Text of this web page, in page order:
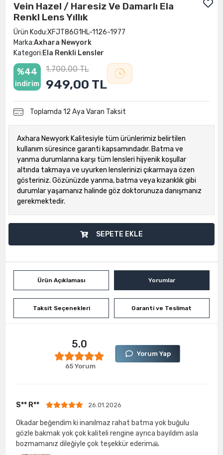
Vein Hazel / Haresiz Ve Damarlı Ela
Renkl Lens Yıllık
Ürün Kodu:XFJT86G1HL-1126-1977
Marka:Axhara Newyork
Kategori: Ela Renkli Lensler
%44
indirim
1.700,00 TL
949,00 TL
Toplamda 12 Aya Varan Taksit
Axhara Newyork Kalitesiyle tüm ürünlerimiz belirtilen
kullanım süresince garanti kapsamındadır. Batma ve
yanma durumlarına karşı tüm lensleri hijyenik koşullar
altında takmaya ve uyurken lenslerinizi çıkarmaya özen
gösteriniz. Gözünüzde yanma, batma veya kızarıklık gibi
durumlar yaşamanız halinde göz doktorunuza danışmanız
gerekmektedir.
SEPETE EKLE
Ürün Açıklaması Yorumlar
Taksit Seçenekleri Garanti ve Teslimat
5.0
65 Yorum
Yorum Yap
S** R** 26.01.2026
Okadar beğendim ki inanılmaz rahat batma yok buğulu
gözle bakmak yok çok kaliteli rengine ayrıca bayıldım asla
bozmamanız dileğiyle çok teşekkür ederim🙏